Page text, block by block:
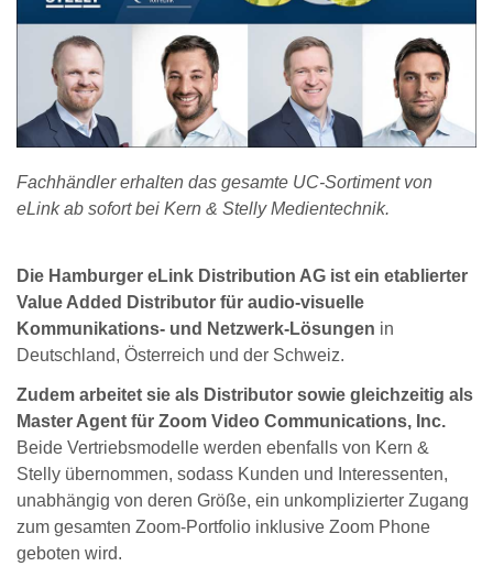
Fachhändler erhalten das gesamte UC-Sortiment von
eLink ab sofort bei Kern & Stelly Medientechnik.
Die Hamburger eLink Distribution AG ist ein etablierter
Value Added Distributor für audio-visuelle
Kommunikations- und Netzwerk-Lösungen in
Deutschland, Österreich und der Schweiz.
Zudem arbeitet sie als Distributor sowie gleichzeitig als
Master Agent für Zoom Video Communications, Inc.
Beide Vertriebsmodelle werden ebenfalls von Kern &
Stelly übernommen, sodass Kunden und Interessenten,
unabhängig von deren Größe, ein unkomplizierter Zugang
zum gesamten Zoom-Portfolio inklusive Zoom Phone
geboten wird.